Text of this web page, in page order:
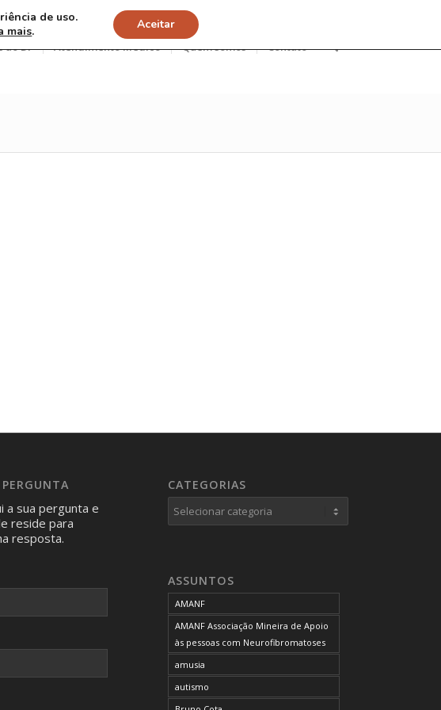
ao Dr Atendimento Médico Quem somos Contato
a sua pergunta e
reside para
resposta.
CATEGORIAS
Categorias
ASSUNTOS
AMANF
AMANF Associação Mineira de Apoio
às pessoas com Neurofibromatoses
amusia
autismo
de uso.
mais. Aceitar